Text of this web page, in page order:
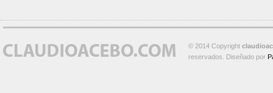
© 2014 Copyright
reservados. Diseñado por